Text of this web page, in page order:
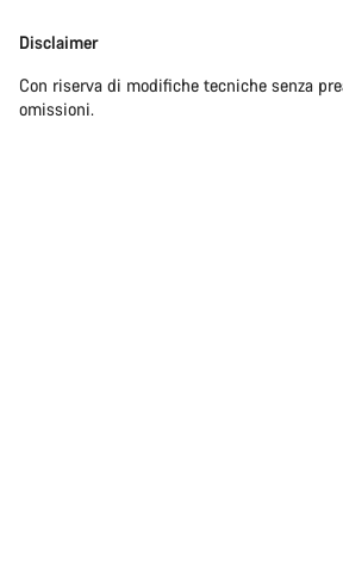
Disclaimer
Con riserva di modifiche tecniche senza
omissioni.